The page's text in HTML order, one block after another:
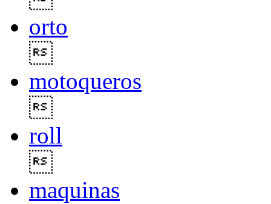
orto
motoqueros
roll
maquinas